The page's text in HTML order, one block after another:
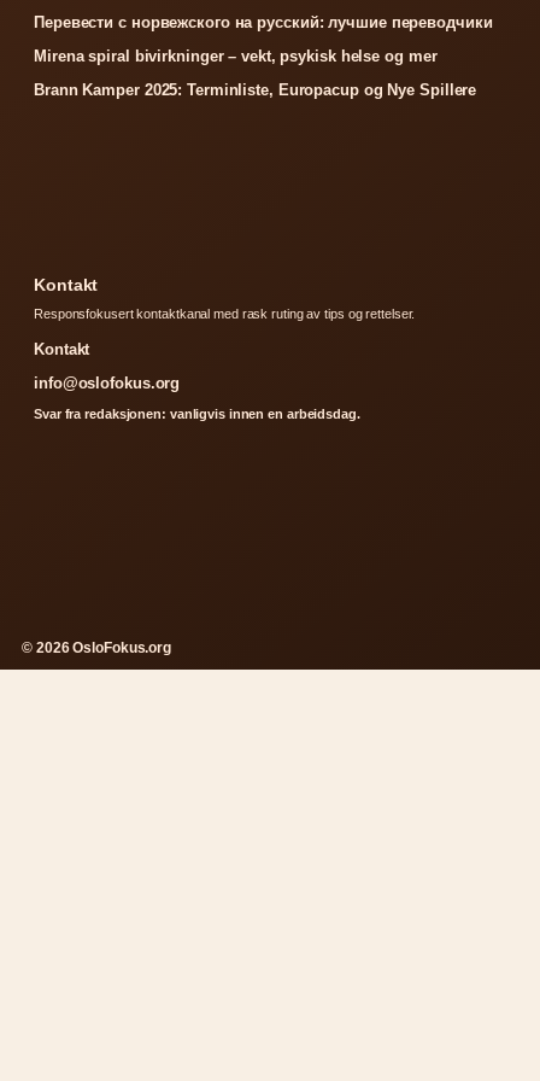
Перевести с норвежского на русский: лучшие переводчики
Mirena spiral bivirkninger – vekt, psykisk helse og mer
Brann Kamper 2025: Terminliste, Europacup og Nye Spillere
Kontakt
Responsfokusert kontaktkanal med rask ruting av tips og rettelser.
Kontakt
info@oslofokus.org
Svar fra redaksjonen: vanligvis innen en arbeidsdag.
© 2026 OsloFokus.org